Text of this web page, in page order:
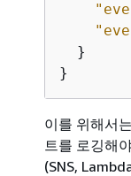
  }
}
이를 위해서
트를 로깅해
(SNS,